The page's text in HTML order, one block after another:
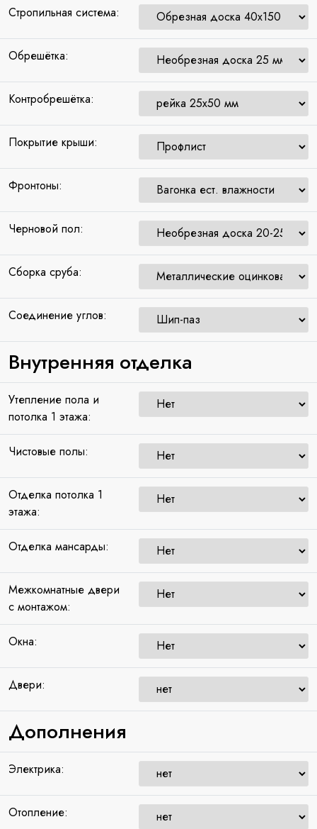
Стропильная система:
Обрешётка:
Контробрешётка:
Покрытие крыши:
Фронтоны:
Черновой пол:
Сборка сруба:
Соединение углов:
Внутренняя отделка
Утепление пола и
потолка 1 этажа:
Чистовые полы:
Отделка потолка 1
этажа:
Отделка мансарды:
Межкомнатные двери
с монтажом:
Окна:
Двери:
Дополнения
Электрика:
Отопление: